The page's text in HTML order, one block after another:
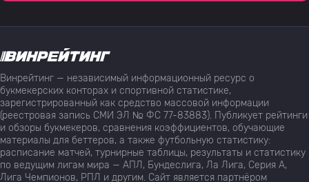
Винрейтинг — независимый информационный ресурс о
букмекерских конторах и спортивной статистике,
зарегистрированный как средство массовой информации
(реестровая запись СМИ ЭЛ № ФС 77-83883). Публикует рейтинги
и обзоры букмекеров, сравнения коэффициентов, обучающие
материалы для беттеров, а также футбольную статистику:
расписание матчей, турнирные таблицы, результаты и статистику
по ведущим лигам мира — АПЛ, Бундеслига, Ла Лига, Серия А,
Лига Чемпионов, РПЛ и другим. Сайт является партнёром